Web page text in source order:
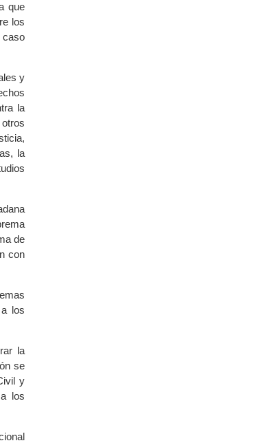
que
los
caso
y
la
la
de
con
los
la
se
y
los